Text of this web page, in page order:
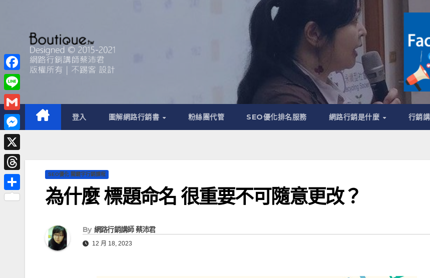
登入 圖解網路行銷書 粉絲團代管 SEO優化排名服務 網路行銷是什麼 行銷
SEO優化 關鍵字行銷課程
為什麼 標題命名 很重要不可隨意更改？
By 網路行銷講師 蔡沛君
12 月 18, 2023
F
a
c
e
b
o
o
k
L
i
n
e
G
m
a
i
M
e
s
s
e
X
T
h
分